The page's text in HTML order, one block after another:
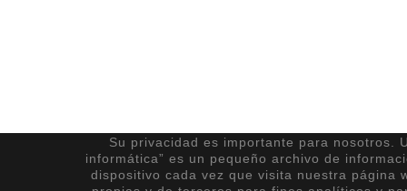
Su privacidad es importante para nosotros.
informática” es un pequeño archivo de
dispositivo cada vez que visita nuestra página